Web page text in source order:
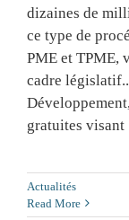
dizaines de
ce type de
PME et TPME,
cadre
gratuites visant
Actualités
Read More